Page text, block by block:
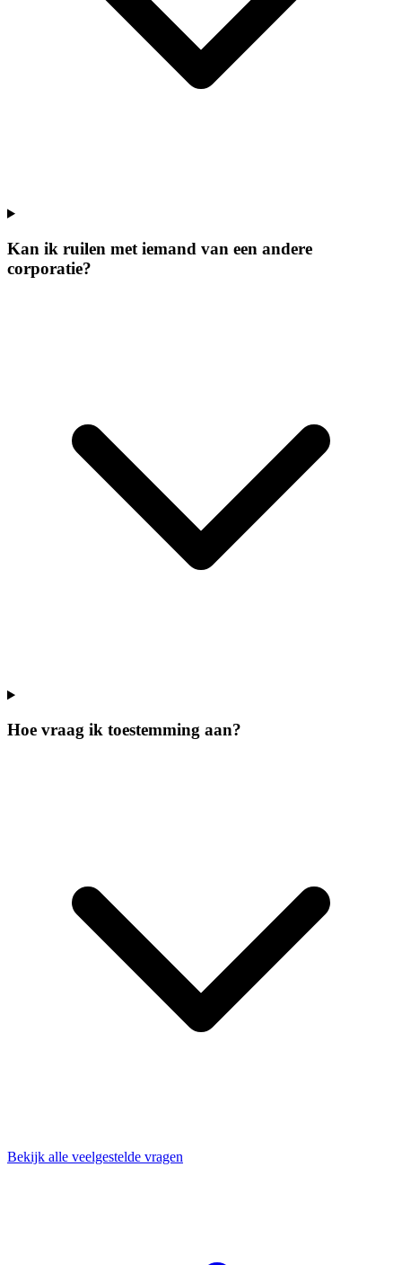
Kan ik ruilen met iemand van een andere
corporatie?
Hoe vraag ik toestemming aan?
Bekijk alle veelgestelde vragen